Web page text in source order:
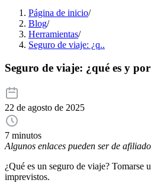
Página de inicio/
Blog/
Herramientas/
Seguro de viaje: ¿q..
Seguro de viaje: ¿qué es y
22 de agosto de 2025
7 minutos
Algunos enlaces pueden ser de
¿Qué es un seguro de viaje? Tomarse
imprevistos.